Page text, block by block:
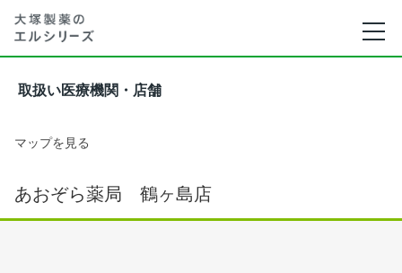
取扱い医療機関・店舗
マップを見る
あおぞら薬局 鶴ヶ島店